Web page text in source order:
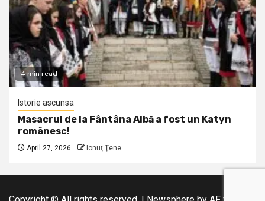
4 min read
Istorie ascunsa
Masacrul de la Fântâna Albă a fost un Katyn
românesc!
April 27, 2026 Ionuţ Ţene